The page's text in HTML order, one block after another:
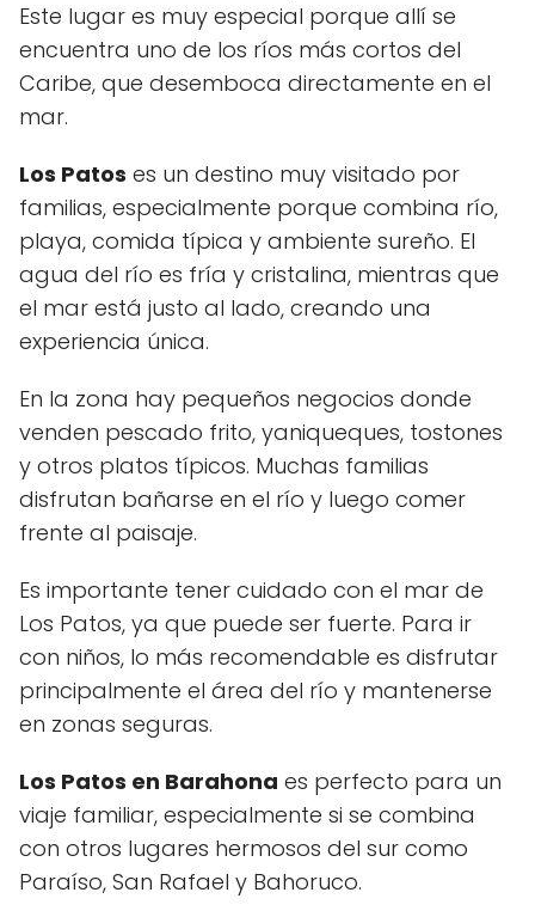
Este lugar es muy especial porque allí se
encuentra uno de los ríos más cortos del
Caribe, que desemboca directamente en el
mar.
Los Patos es un destino muy visitado por
familias, especialmente porque combina río,
playa, comida típica y ambiente sureño. El
agua del río es fría y cristalina, mientras que
el mar está justo al lado, creando una
experiencia única.
En la zona hay pequeños negocios donde
venden pescado frito, yaniqueques, tostones
y otros platos típicos. Muchas familias
disfrutan bañarse en el río y luego comer
frente al paisaje.
Es importante tener cuidado con el mar de
Los Patos, ya que puede ser fuerte. Para ir
con niños, lo más recomendable es disfrutar
principalmente el área del río y mantenerse
en zonas seguras.
Los Patos en Barahona es perfecto para un
viaje familiar, especialmente si se combina
con otros lugares hermosos del sur como
Paraíso, San Rafael y Bahoruco.